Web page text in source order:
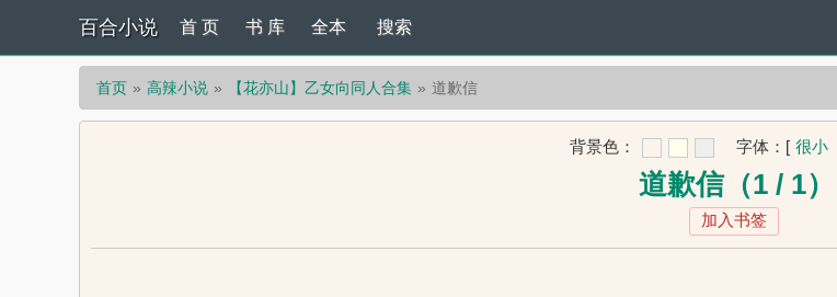
百合小说 首 页 书 库 全本 搜索
首页 高辣小说 【花亦山】乙女向同人合集 道歉信
背景色： 字体： [ 很小
道歉信（1 / 1）
加入书签